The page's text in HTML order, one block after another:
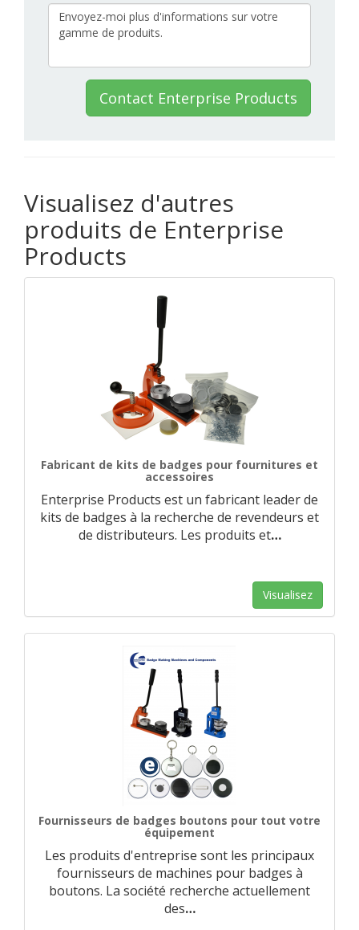
Contact Enterprise Products
Visualisez d'autres
produits de Enterprise
Products
Fabricant de kits de badges pour fournitures et
accessoires
Enterprise Products est un fabricant leader de
kits de badges à la recherche de revendeurs et
de distributeurs. Les produits et…
Visualisez
Fournisseurs de badges boutons pour tout votre
équipement
Les produits d'entreprise sont les principaux
fournisseurs de machines pour badges à
boutons. La société recherche actuellement
des…